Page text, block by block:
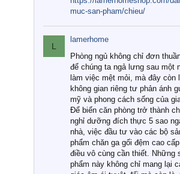
muc-san-pham/chieu/
L
lamerhome
Phòng ngủ không chỉ đơn
để chúng ta ngả lưng sau một
làm việc mệt mỏi, mà đây còn
không gian riêng tư phản ánh
mỹ và phong cách sống của
Để biến căn phòng trở thành
nghỉ dưỡng đích thực 5 sao
nhà, việc đầu tư vào các bộ
phẩm chăn ga gối đệm cao
điều vô cùng cần thiết. Những
phẩm này không chỉ mang lại